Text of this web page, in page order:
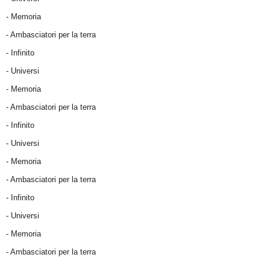
- Memoria
- Ambasciatori per la terra
- Infinito
- Universi
- Memoria
- Ambasciatori per la terra
- Infinito
- Universi
- Memoria
- Ambasciatori per la terra
- Infinito
- Universi
- Memoria
- Ambasciatori per la terra